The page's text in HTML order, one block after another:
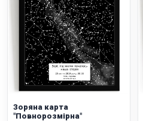
Зоряна карта
"Повнорозмірна"